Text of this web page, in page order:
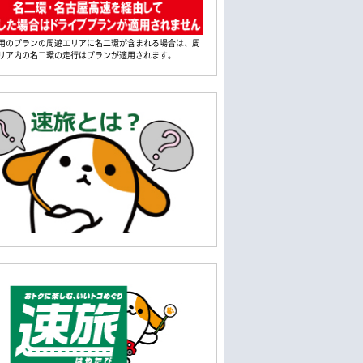
のプランの周遊エリアに名二環が含まれる場合は、周
ア内の名二環の走行はプランが適用されます。